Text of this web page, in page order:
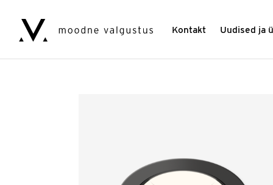
Kontakt Uudised ja